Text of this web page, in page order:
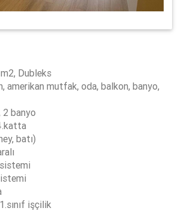
Dubleks
amerikan mutfak, oda, balkon, banyo,
2 banyo
batı)
işçilik